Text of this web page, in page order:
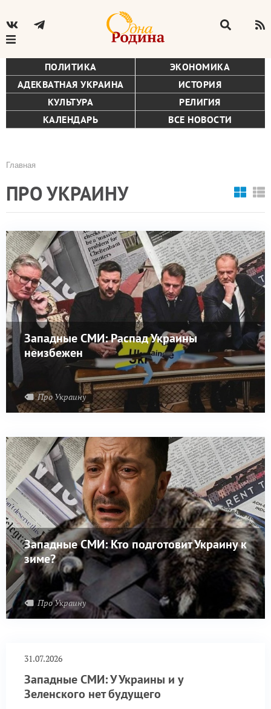
ПОЛИТИКА
ЭКОНОМИКА
АДЕКВАТНАЯ УКРАИНА
ИСТОРИЯ
КУЛЬТУРА
РЕЛИГИЯ
КАЛЕНДАРЬ
ВСЕ НОВОСТИ
Строка
навигации
Главная
ПРО УКРАИНУ
Западные СМИ: Распад Украины
неизбежен
Про Украину
Западные СМИ: Кто подготовит Украину к
зиме?
Про Украину
31.07.2026
Западные СМИ: У Украины и у
Зеленского нет будущего